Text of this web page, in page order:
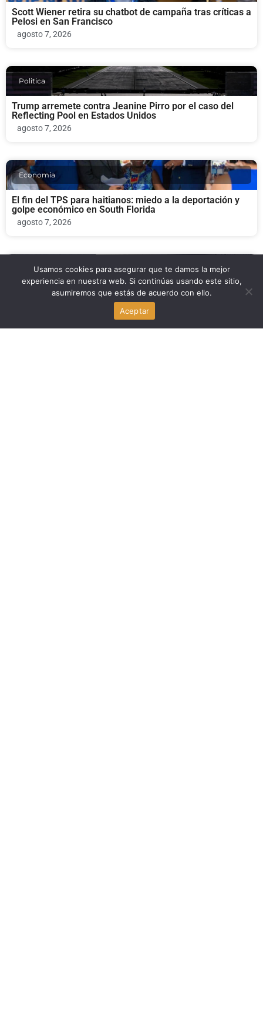
Scott Wiener retira su chatbot de campaña tras críticas a
Pelosi en San Francisco
agosto 7, 2026
Politica
Trump arremete contra Jeanine Pirro por el caso del
Reflecting Pool en Estados Unidos
agosto 7, 2026
Economia
El fin del TPS para haitianos: miedo a la deportación y
golpe económico en South Florida
agosto 7, 2026
Para Inmigrantes
Delaney Hall, el centro de detención de ICE en Nueva
Jersey, bajo investigación
Usamos cookies para asegurar que te damos la mejor
experiencia en nuestra web. Si continúas usando este sitio,
asumiremos que estás de acuerdo con ello.
Aceptar